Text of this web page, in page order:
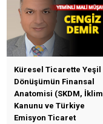
Küresel Ticarette Yeşil
Dönüşümün Finansal
Anatomisi (SKDM, İklim
Kanunu ve Türkiye
Emisyon Ticaret